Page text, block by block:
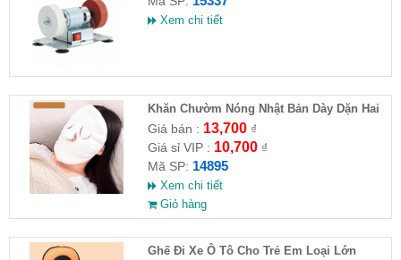
Xem chi tiết
Khăn Chườm Nóng Nhật Bản Dày Dặn Hai
Lớp
Giá bán : 13,700₫
Giá sỉ VIP : 10,700₫
Mã SP: 14895
Xem chi tiết
Giỏ hàng
Ghế Đi Xe Ô Tô Cho Trẻ Em Loại Lớn